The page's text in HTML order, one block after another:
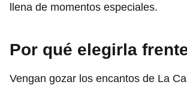
llena de momentos especiales.
Por qué elegirla
Vengan gozar los encantos de La